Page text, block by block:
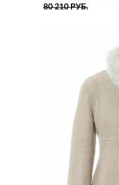
80 210 РУБ.